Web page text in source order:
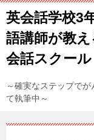
英会話学校3
語講師が教
会話スクール
～確実なステップで
て執筆中～